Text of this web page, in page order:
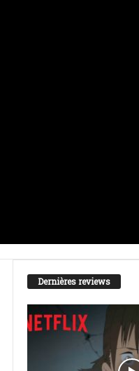
Dernières reviews